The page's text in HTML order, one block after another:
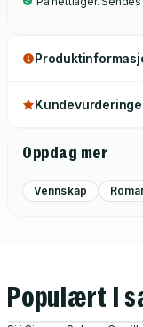
foreldre. Tittel: Oda
Innbundet
Oppdag mer
Vennskap
Populært i